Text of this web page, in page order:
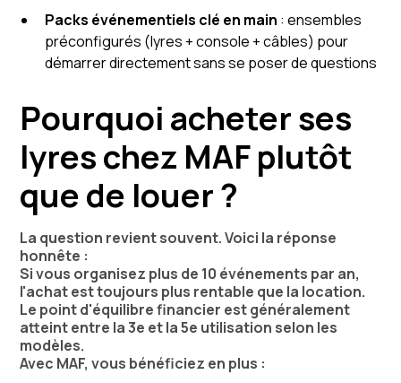
Packs événementiels clé en main : ensembles
préconfigurés (lyres + console + câbles) pour
démarrer directement sans se poser de questions
Pourquoi acheter ses
lyres chez MAF plutôt
que de louer ?
La question revient souvent. Voici la réponse
honnête :
Si vous organisez plus de 10 événements par an,
l'achat est toujours plus rentable que la location.
Le point d'équilibre financier est généralement
atteint entre la 3e et la 5e utilisation selon les
modèles.
Avec MAF, vous bénéficiez en plus :